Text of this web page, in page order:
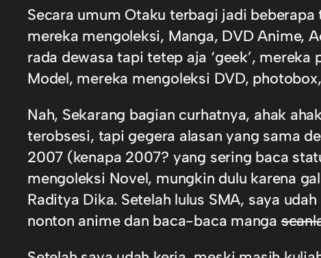
Secara umum Otaku terbagi jadi
mereka mengoleksi, Manga, DVD Anime,
rada dewasa tapi tetep aja ‘geek’,
Model, mereka mengoleksi DVD,
Nah, Sekarang bagian curhatnya, ahak
terobsesi, tapi gegera alasan yang sama
2007 (kenapa 2007? yang sering baca
mengoleksi Novel, mungkin dulu karena
Raditya Dika. Setelah lulus SMA, saya
nonton anime dan baca-baca manga